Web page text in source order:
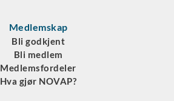
Medlemskap
Bli godkjent
Bli medlem
Medlemsfordeler
Hva gjør NOVAP?